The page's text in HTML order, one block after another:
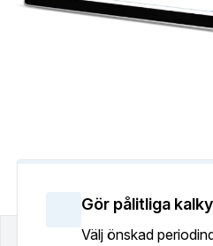
Gör pålitliga
Välj önskad